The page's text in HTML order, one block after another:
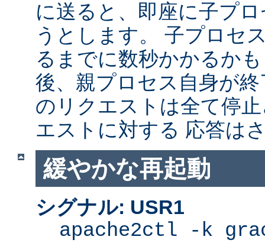
に送ると、即座に子プ
うとします。 子プロセ
るまでに数秒かかるか
後、親プロセス自身が
のリクエストは全て停
エストに対する 応答は
緩やかな再起動
シグナル: USR1
apache2ctl -k